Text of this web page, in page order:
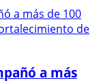
a más